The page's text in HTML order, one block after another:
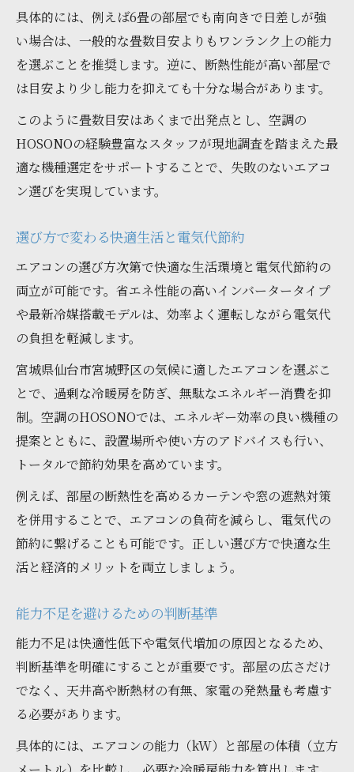
具体的には、例えば6畳の部屋でも南向きで日差しが強
い場合は、一般的な畳数目安よりもワンランク上の能力
を選ぶことを推奨します。逆に、断熱性能が高い部屋で
は目安より少し能力を抑えても十分な場合があります。
このように畳数目安はあくまで出発点とし、空調の
HOSONOの経験豊富なスタッフが現地調査を踏まえた最
適な機種選定をサポートすることで、失敗のないエアコ
ン選びを実現しています。
選び方で変わる快適生活と電気代節約
エアコンの選び方次第で快適な生活環境と電気代節約の
両立が可能です。省エネ性能の高いインバータータイプ
や最新冷媒搭載モデルは、効率よく運転しながら電気代
の負担を軽減します。
宮城県仙台市宮城野区の気候に適したエアコンを選ぶこ
とで、過剰な冷暖房を防ぎ、無駄なエネルギー消費を抑
制。空調のHOSONOでは、エネルギー効率の良い機種の
提案とともに、設置場所や使い方のアドバイスも行い、
トータルで節約効果を高めています。
例えば、部屋の断熱性を高めるカーテンや窓の遮熱対策
を併用することで、エアコンの負荷を減らし、電気代の
節約に繋げることも可能です。正しい選び方で快適な生
活と経済的メリットを両立しましょう。
能力不足を避けるための判断基準
能力不足は快適性低下や電気代増加の原因となるため、
判断基準を明確にすることが重要です。部屋の広さだけ
でなく、天井高や断熱材の有無、家電の発熱量も考慮す
る必要があります。
具体的には、エアコンの能力（kW）と部屋の体積（立方